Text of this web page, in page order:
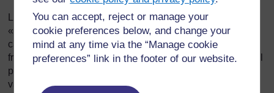
You can accept, reject or manage your
cookie preferences below, and change your
mind at any time via the “Manage cookie
preferences” link in the footer of our website.
Les diagrammes circulaires, parfois appelés
« camemberts », ressemblent à un gâteau ou un
camembert ! Chaque section du gâteau représente une
fraction du total. Ce diagramme circulaire montre dans quel
pays/région se sont rendues 40 personnes aux dernières
vacances.